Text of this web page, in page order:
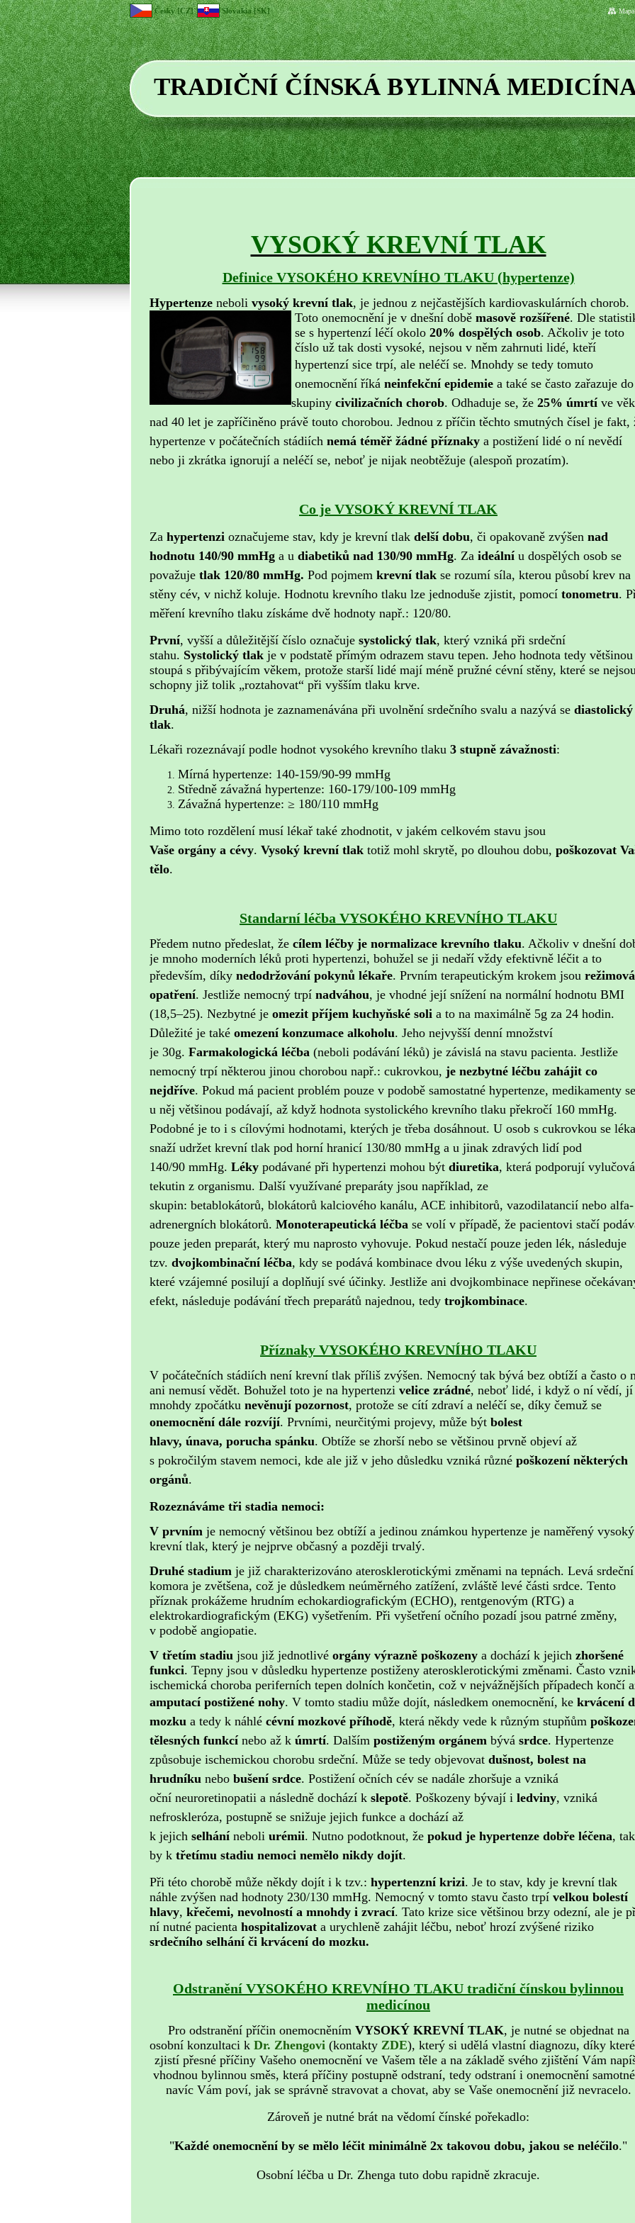
TRADIČNÍ ČÍNSKÁ BYLINNÁ
Česky [CZ] Slovakia [SK]
VYSOKÝ KREVNÍ TLAK
Definice VYSOKÉHO KREVNÍHO TLAKU (hypertenze)
Hypertenze neboli vysoký krevní tlak, je jednou z nejčastějších kardiovaskulárních chorob.
Toto onemocnění je v dnešní době masově rozšířené. Dle
se s hypertenzí léčí okolo 20% dospělých osob. Ačkoliv je toto
číslo už tak dosti vysoké, nejsou v něm zahrnuti lidé, kteří
hypertenzí sice trpí, ale neléčí se. Mnohdy se tedy tomuto
onemocnění říká neinfekční epidemie a také se často zařazuje do
skupiny civilizačních chorob. Odhaduje se, že 25% úmrtíve
nad 40 let je zapříčiněno právě touto chorobou. Jednou z příčin těchto smutných čísel je fakt,
hypertenze v počátečních stádiích nemá téměř žádné příznaky a postižení lidé o ní nevědí
nebo ji zkrátka ignorují a neléčí se, neboť je nijak neobtěžuje (alespoň prozatím).
Co je VYSOKÝ KREVNÍ TLAK
Za hypertenzi označujeme stav, kdy je krevní tlak delší dobu, či opakovaně zvýšen nad
hodnotu 140/90 mmHg a u diabetiků nad 130/90 mmHg. Za ideálníu dospělých osob se
považuje tlak 120/80 mmHg. Pod pojmem krevní tlak se rozumí síla, kterou působí krev na
stěny cév, v nichž koluje. Hodnotu krevního tlaku lze jednoduše zjistit, pomocí tonometru.
měření krevního tlaku získáme dvě hodnoty např.: 120/80.
První, vyšší a důležitější číslo označuje systolický tlak, který vzniká při srdeční
stahu. Systolický tlak je v podstatě přímým odrazem stavu tepen. Jeho hodnota tedy většinou
stoupá s přibývajícím věkem, protože starší lidé mají méně pružné cévní stěny, které se
schopny již tolik „roztahovat“ při vyšším tlaku krve.
Druhá, nižší hodnota je zaznamenávána při uvolnění srdečního svalu a nazývá se diastolický
tlak.
Lékaři rozeznávají podle hodnot vysokého krevního tlaku 3 stupně závažnosti:
Mírná hypertenze: 140-159/90-99 mmHg
Středně závažná hypertenze: 160-179/100-109 mmHg
Závažná hypertenze: ≥ 180/110 mmHg
Mimo toto rozdělení musí lékař také zhodnotit, v jakém celkovém stavu jsou
Vaše orgány a cévy. Vysoký krevní tlak totiž mohl skrytě, po dlouhou dobu, poškozovat
tělo.
Standarní léčba VYSOKÉHO KREVNÍHO TLAKU
Předem nutno předeslat, že cílem léčby je normalizace krevního tlaku. Ačkoliv v dnešní
je mnoho moderních léků proti hypertenzi, bohužel se ji nedaří vždy efektivně léčit a to
především, díky nedodržování pokynů lékaře. Prvním terapeutickým krokem jsou režimová
opatření. Jestliže nemocný trpí nadváhou, je vhodné její snížení na normální hodnotu BMI
(18,5–25). Nezbytné je omezit příjem kuchyňské soli a to na maximálně 5g za 24 hodin.
Důležité je také omezení konzumace alkoholu. Jeho nejvyšší denní množství
je 30g. Farmakologická léčba (neboli podávání léků) je závislá na stavu pacienta. Jestliže
nemocný trpí některou jinou chorobou např.: cukrovkou, je nezbytné léčbu zahájit co
nejdříve. Pokud má pacient problém pouze v podobě samostatné hypertenze, medikamenty se
u něj většinou podávají, až když hodnota systolického krevního tlaku překročí 160 mmHg.
Podobné je to i s cílovými hodnotami, kterých je třeba dosáhnout. U osob s cukrovkou se
snaží udržet krevní tlak pod horní hranicí 130/80 mmHg a u jinak zdravých lidí pod
140/90 mmHg. Léky podávané při hypertenzi mohou být diuretika, která podporují
tekutin z organismu. Další využívané preparáty jsou například, ze
skupin: betablokátorů, blokátorů kalciového kanálu, ACE inhibitorů, vazodilatancií nebo alfa-
adrenergních blokátorů. Monoterapeutická léčba se volí v případě, že pacientovi stačí
pouze jeden preparát, který mu naprosto vyhovuje. Pokud nestačí pouze jeden lék, následuje
tzv. dvojkombinační léčba, kdy se podává kombinace dvou léku z výše uvedených skupin,
které vzájemné posilují a doplňují své účinky. Jestliže ani dvojkombinace nepřinese
efekt, následuje podávání třech preparátů najednou, tedy trojkombinace.
Příznaky VYSOKÉHO KREVNÍHO TLAKU
V počátečních stádiích není krevní tlak příliš zvýšen. Nemocný tak bývá bez obtíží a často o
ani nemusí vědět. Bohužel toto je na hypertenzi velice zrádné, neboť lidé, i když o ní vědí, jí
mnohdy zpočátku nevěnují pozornost, protože se cítí zdraví a neléčí se, díky čemuž se
onemocnění dále rozvíjí. Prvními, neurčitými projevy, může být bolest
hlavy, únava, porucha spánku. Obtíže se zhorší nebo se většinou prvně objeví až
s pokročilým stavem nemoci, kde ale již v jeho důsledku vzniká různé poškození některých
orgánů.
Rozeznáváme tři stadia nemoci:
V prvním je nemocný většinou bez obtíží a jedinou známkou hypertenze je naměřený vysoký
krevní tlak, který je nejprve občasný a později trvalý.
Druhé stadium je již charakterizováno aterosklerotickými změnami na tepnách. Levá srdeční
komora je zvětšena, což je důsledkem neúměrného zatížení, zvláště levé části srdce. Tento
příznak prokážeme hrudním echokardiografickým (ECHO), rentgenovým (RTG) a
elektrokardio­grafickým (EKG) vyšetřením. Při vyšetření očního pozadí jsou patrné změny,
v podobě angiopatie.
V třetím stadiu jsou již jednotlivé orgány výrazně poškozeny a dochází k jejich zhoršené
funkci. Tepny jsou v důsledku hypertenze postiženy aterosklerotickými změnami. Často
ischemická choroba periferních tepen dolních končetin, což v nejvážnějších případech končí
amputací postižené nohy. V tomto stadiu může dojít, následkem onemocnění, ke krvácení
mozku a tedy k náhlé cévní mozkové příhodě, která někdy vede k různým stupňům
tělesných funkcínebo až k úmrtí. Dalším postiženým orgánem bývá srdce. Hypertenze
způsobuje ischemickou chorobu srdeční. Může se tedy objevovat dušnost, bolest na
hrudníku nebo bušení srdce. Postižení očních cév se nadále zhoršuje a vzniká
oční neuroretinopatii a následně dochází k slepotě. Poškozeny bývají i ledviny, vzniká
nefroskleróza, postupně se snižuje jejich funkce a dochází až
k jejich selháníneboli urémii. Nutno podotknout, že pokud je hypertenze dobře léčena, tak
by k třetímu stadiu nemoci nemělo nikdy dojít.
Při této chorobě může někdy dojít i k tzv.: hypertenzní krizi. Je to stav, kdy je krevní tlak
náhle zvýšen nad hodnoty 230/130 mmHg. Nemocný v tomto stavu často trpí velkou bolestí
hlavy, křečemi, nevolností a mnohdy i zvrací. Tato krize sice většinou brzy odezní, ale je
ní nutné pacienta hospitalizovat a urychleně zahájit léčbu, neboť hrozí zvýšené riziko
srdečního selhání či krvácení do mozku.
Odstranění VYSOKÉHO KREVNÍHO TLAKU tradiční čínskou bylinnou
medicínou
Pro odstranění příčin onemocněním VYSOKÝ KREVNÍ TLAK, je nutné se objednat na
osobní konzultaci k Dr. Zhengovi (kontakty ZDE), který si udělá vlastní diagnozu, díky
zjistí přesné příčiny Vašeho onemocnění ve Vašem těle a na základě svého zjištění Vám
vhodnou bylinnou směs, která příčiny postupně odstraní, tedy odstraní i onemocnění
navíc Vám poví, jak se správně stravovat a chovat, aby se Vaše onemocnění již nevracelo.
Zároveň je nutné brát na vědomí čínské pořekadlo:
"Každé onemocnění by se mělo léčit minimálně 2x takovou dobu, jakou se neléčilo."
Osobní léčba u Dr. Zhenga tuto dobu rapidně zkracuje.